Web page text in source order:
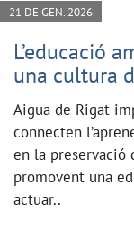
21 DE GEN. 2026
L’educació
una cultura
Aigua de Rigat
connecten
en la preservació
promovent una
actuar..